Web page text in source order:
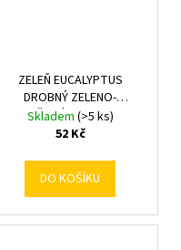
ZELEŇ EUCALYPTUS
DROBNÝ ZELENO-
ORANŽOVÝ METAL 38cm
Skladem (>5 ks)
52 Kč
DO KOŠÍKU